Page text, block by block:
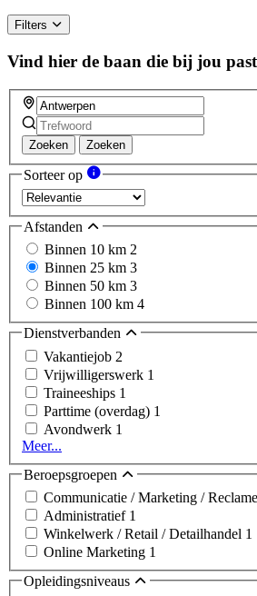
Filters
Vind hier de baan die bij jou past
Zoeken Zoeken
Sorteer op
Afstanden
Binnen 10 km 2
Binnen 25 km 3
Binnen 50 km 3
Binnen 100 km 4
Dienstverbanden
Vakantiejob 2
Vrijwilligerswerk 1
Traineeships 1
Parttime (overdag) 1
Avondwerk 1
Meer...
Beroepsgroepen
Communicatie / Marketing /
Administratief 1
Winkelwerk / Retail / Detailhandel 1
Online Marketing 1
Opleidingsniveaus